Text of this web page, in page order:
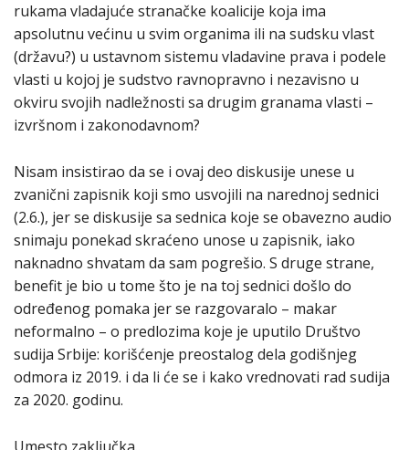
rukama vladajuće stranačke koalicije koja ima
apsolutnu većinu u svim organima ili na sudsku vlast
(državu?) u ustavnom sistemu vladavine prava i podele
vlasti u kojoj je sudstvo ravnopravno i nezavisno u
okviru svojih nadležnosti sa drugim granama vlasti –
izvršnom i zakonodavnom?
Nisam insistirao da se i ovaj deo diskusije unese u
zvanični zapisnik koji smo usvojili na narednoj sednici
(2.6.), jer se diskusije sa sednica koje se obavezno audio
snimaju ponekad skraćeno unose u zapisnik, iako
naknadno shvatam da sam pogrešio. S druge strane,
benefit je bio u tome što je na toj sednici došlo do
određenog pomaka jer se razgovaralo – makar
neformalno – o predlozima koje je uputilo Društvo
sudija Srbije: korišćenje preostalog dela godišnjeg
odmora iz 2019. i da li će se i kako vrednovati rad sudija
za 2020. godinu.